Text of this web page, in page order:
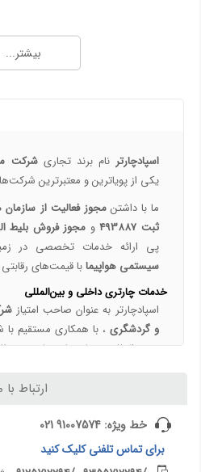
همه چیز درباره خرید بلیط هواپیما 3
نکات مهم و کلیدی خرید بلیط هواپیما
رزرو بلیط پرواز داخلی با اسپادچارتر
خرید بلیط چارتر با اسپادچارتر | تجربه
بلیط لحظه آخری هواپیما خرید بلیط
تعیین قیمت بلیط‌های چارتری و سیستمی
ویزای دبی؛ شرایط، هزینه و مدارک اخذ
بیشتر...
اسپادچارتر نام برند تجاریشرکت
یکی از پویا‌ترین و معتبرترین
ما با داشتنمجوز فعالیت از
ثبت 493887
و مجوز فروش بلیط
پی ارائه خدمات تخصصی در
سیستمی هواپیمابا قیمت‌های
خدمات چارتری داخلی و بین‌المللی
اسپادچارتر به عنوان صاحب امتیاز
و گردشگری ، با همکاری مستقیم
و بین‌المللی، برنامه‌های چارتری
تهران، مشهد، اهواز،
مقاصد خارجی:استانبول، دبی،
بانکوک، شانگهای، پکن و ...
معنی نام "اسپادچارتر"
ارتباط با
خط ویژه: 91007574 021
برایتماس تلفنیکلیک کنید